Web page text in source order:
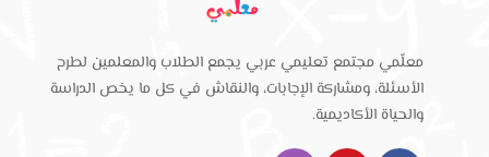
معلّمي مجتمع تعليمي عربي يجمع الطلاب والمعلمين لطرح
الأسئلة، ومشاركة الإجابات، والنقاش في كل ما يخص الدراسة
والحياة الأكاديمية.